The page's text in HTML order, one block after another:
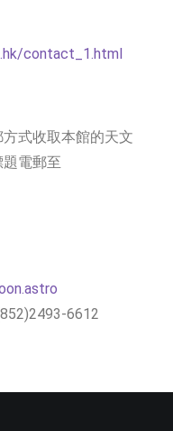
contact_1.html
式收取本館的天文
題電郵至
6612